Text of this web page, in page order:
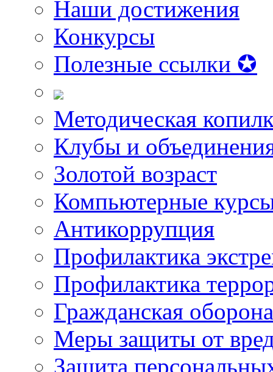
Наши достижения
Конкурсы
Полезные ссылки ✪
Методическая
Клубы и
Золотой возраст
Компьютерные
Антикоррупция
Профилактика
Профилактика
Гражданская оборона
Меры защиты от
Защита